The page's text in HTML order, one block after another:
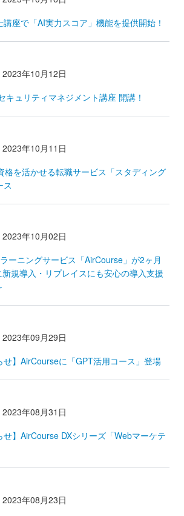
座で「AI実力スコア」機能を提供開始！
2023年10月12日
キュリティマネジメント講座 開講！
2023年10月11日
格を活かせる転職サービス「スタディング
ス
2023年10月02日
ーニングサービス「AirCourse」が2ヶ月
規導入・リプレイスにも安心の導入支援
2023年09月29日
せ】AirCourseに「GPT活用コース」登場
2023年08月31日
せ】AirCourse DXシリーズ「Webマーケテ
2023年08月23日